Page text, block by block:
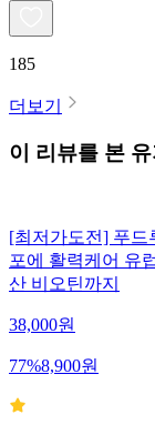
185
더보기
이 리뷰를 본
[최저가도전] 푸드
포에 활력케어 유
산 비오틴까지
38,000원
77%8,900원